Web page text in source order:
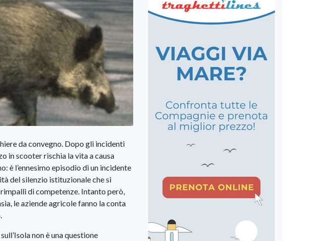
da convegno. Dopo gli incidenti
in scooter rischia la vita a causa
è l’ennesimo episodio di un incidente
del silenzio istituzionale che si
di competenze. Intanto però,
le aziende agricole fanno la conta
non è una questione